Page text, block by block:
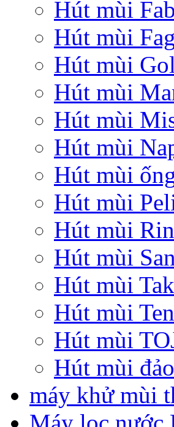
Hút mùi
Hút mùi
Hút mùi
Hút mùi
Hút mùi
Hút mùi
Hút mùi
Hút mùi
Hút mùi
Hút mùi
Hút mùi
Hút mùi
Hút mùi
Hút mùi đảo
máy khử mùi